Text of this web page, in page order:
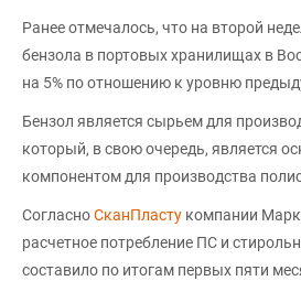
Ранее отмечалось, что на второй
бензола в портовых хранилищах в
на 5% по отношению к уровню
Бензол является сырьем для
который, в свою очередь, является
компонентом для производства
СогласноСканПласту компании
расчетное потребление ПС и
составило по итогам первых пяти